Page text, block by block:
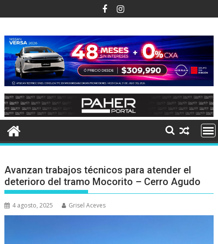
al
Avanzan trabajos técnicos para atender el
deterioro del tramo Mocorito – Cerro Agudo
4 agosto, 2025 Grisel Aceves